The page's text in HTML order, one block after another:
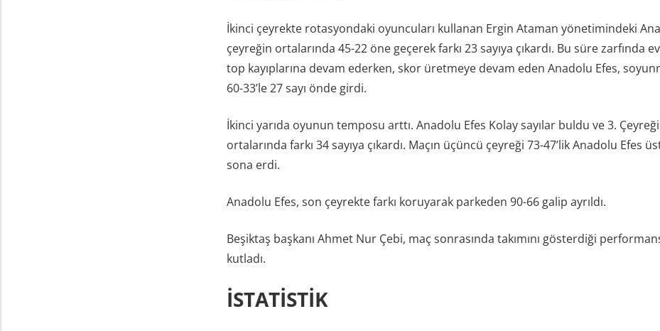
İkinci çeyrekte rotasyondaki oyuncuları kullanan Ergin Ataman yönetimindeki
çeyreğin ortalarında 45-22 öne geçerek farkı 23 sayıya çıkardı. Bu süre zarfında
top kayıplarına devam ederken, skor üretmeye devam eden Anadolu Efes,
60-33’le 27 sayı önde girdi.
İkinci yarıda oyunun temposu arttı. Anadolu Efes Kolay sayılar buldu ve 3.
ortalarında farkı 34 sayıya çıkardı. Maçın üçüncü çeyreği 73-47’lik Anadolu Efes
sona erdi.
Anadolu Efes, son çeyrekte farkı koruyarak parkeden 90-66 galip ayrıldı.
Beşiktaş başkanı Ahmet Nur Çebi, maç sonrasında takımını gösterdiği
kutladı.
İSTATİSTİK